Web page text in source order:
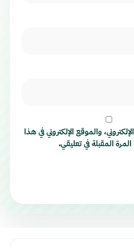
والموقع الإلكتروني في هذا
المقبلة في تعليقي.